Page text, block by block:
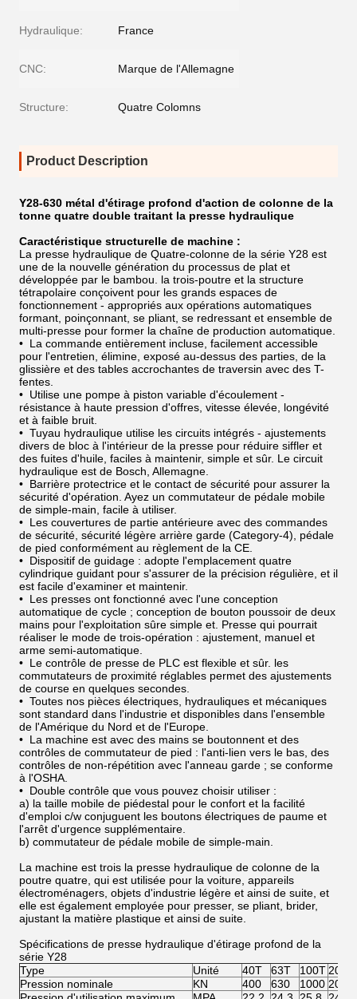
Hydraulique: France
CNC: Marque de l'Allemagne
Structure: Quatre Colomns
Product Description
Y28-630 métal d'étirage profond d'action de colonne de la
tonne quatre double traitant la presse hydraulique
Caractéristique structurelle de machine :
La presse hydraulique de Quatre-colonne de la série Y28 est
une de la nouvelle génération du processus de plat et
développée par le bambou. la trois-poutre et la structure
tétrapolaire conçoivent pour les grands espaces de
fonctionnement - appropriés aux opérations automatiques
formant, poinçonnant, se pliant, se redressant et ensemble de
multi-presse pour former la chaîne de production automatique.
• La commande entièrement incluse, facilement accessible
pour l'entretien, élimine, exposé au-dessus des parties, de la
glissière et des tables accrochantes de traversin avec des T-
fentes.
• Utilise une pompe à piston variable d'écoulement -
résistance à haute pression d'offres, vitesse élevée, longévité
et à faible bruit.
• Tuyau hydraulique utilise les circuits intégrés - ajustements
divers de bloc à l'intérieur de la presse pour réduire siffler et
des fuites d'huile, faciles à maintenir, simple et sûr. Le circuit
hydraulique est de Bosch, Allemagne.
• Barrière protectrice et le contact de sécurité pour assurer la
sécurité d'opération. Ayez un commutateur de pédale mobile
de simple-main, facile à utiliser.
• Les couvertures de partie antérieure avec des commandes
de sécurité, sécurité légère arrière garde (Category-4), pédale
de pied conformément au règlement de la CE.
• Dispositif de guidage : adopte l'emplacement quatre
cylindrique guidant pour s'assurer de la précision régulière, et il
est facile d'examiner et maintenir.
• Les presses ont fonctionné avec l'une conception
automatique de cycle ; conception de bouton poussoir de deux
mains pour l'exploitation sûre simple et. Presse qui pourrait
réaliser le mode de trois-opération : ajustement, manuel et
arme semi-automatique.
• Le contrôle de presse de PLC est flexible et sûr. les
commutateurs de proximité réglables permet des ajustements
de course en quelques secondes.
• Toutes nos pièces électriques, hydrauliques et mécaniques
sont standard dans l'industrie et disponibles dans l'ensemble
de l'Amérique du Nord et de l'Europe.
• La machine est avec des mains se boutonnent et des
contrôles de commutateur de pied : l'anti-lien vers le bas, des
contrôles de non-répétition avec l'anneau garde ; se conforme
à l'OSHA.
• Double contrôle que vous pouvez choisir utiliser :
a) la taille mobile de piédestal pour le confort et la facilité
d'emploi c/w conjuguent les boutons électriques de paume et
l'arrêt d'urgence supplémentaire.
b) commutateur de pédale mobile de simple-main.
La machine est trois la presse hydraulique de colonne de la
poutre quatre, qui est utilisée pour la voiture, appareils
électroménagers, objets d'industrie légère et ainsi de suite, et
elle est également employée pour presser, se pliant, brider,
ajustant la matière plastique et ainsi de suite.
Spécifications de presse hydraulique d'étirage profond de la
série Y28
Type
Unité 40T 63T 100T 200T
Pression nominale
KN 400 630 1000 2000